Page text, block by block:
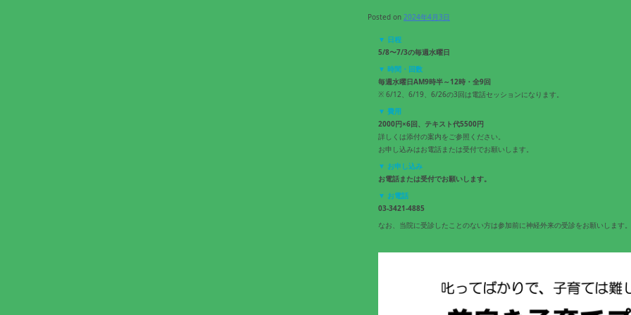
Posted on 2024年4月3日
▼ 日程
5/8〜7/3の毎週水曜日
▼ 時間・回数
毎週水曜日AM9時半～12時・全9回
※ 6/12、6/19、6/26の3回は電話セッションになります。
▼ 費用
2000円×6回、テキスト代5500円
詳しくは添付の案内をご参照ください。
お申し込みはお電話または受付でお願いします。
▼ お申し込み
お電話または受付でお願いします。
▼ お電話
03-3421-4885
なお、当院に受診したことのない方は参加前に神経外来の受診をお願いします。